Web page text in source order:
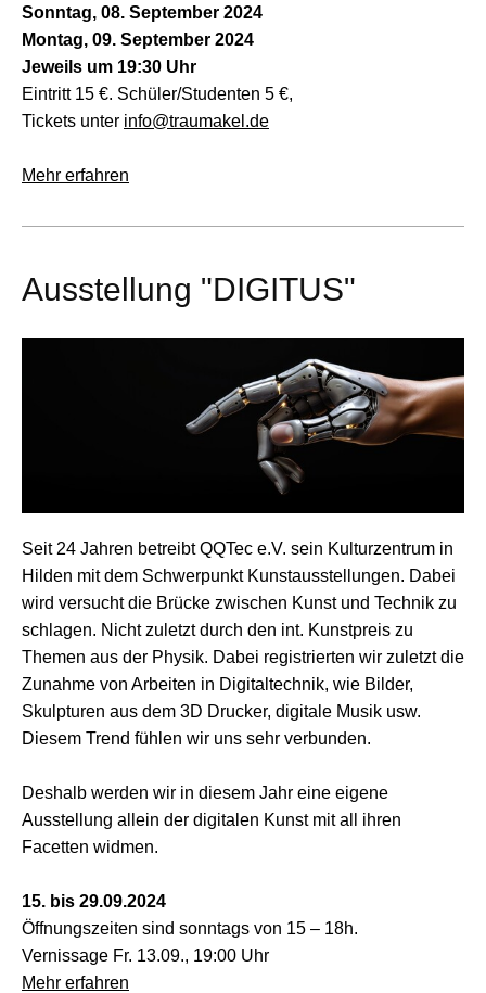
Sonntag, 08. September 2024
Montag, 09. September 2024
Jeweils um 19:30 Uhr
Eintritt 15 €. Schüler/Studenten 5 €,
Tickets unter info@traumakel.de
Mehr erfahren
Ausstellung "DIGITUS"
Seit 24 Jahren betreibt QQTec e.V. sein Kulturzentrum in
Hilden mit dem Schwerpunkt Kunstausstellungen. Dabei
wird versucht die Brücke zwischen Kunst und Technik zu
schlagen. Nicht zuletzt durch den int. Kunstpreis zu
Themen aus der Physik. Dabei registrierten wir zuletzt die
Zunahme von Arbeiten in Digitaltechnik, wie Bilder,
Skulpturen aus dem 3D Drucker, digitale Musik usw.
Diesem Trend fühlen wir uns sehr verbunden.
Deshalb werden wir in diesem Jahr eine eigene
Ausstellung allein der digitalen Kunst mit all ihren
Facetten widmen.
15. bis 29.09.2024
Öffnungszeiten sind sonntags von 15 – 18h.
Vernissage Fr. 13.09., 19:00 Uhr
Mehr erfahren